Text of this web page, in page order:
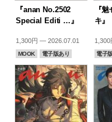
『anan No.2502
Special Editi …』
1,300円 — 2026.07.01
MOOK 電子版あり
『
キ』
電子